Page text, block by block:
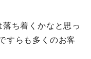
ち着くかなと思っ
すらも多くのお客